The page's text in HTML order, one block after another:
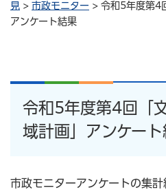
見 > 市政モニター > 令和5年度第4
アンケート結果
令和5年度第4回「
域計画」アンケー
市政モニターアンケートの集計